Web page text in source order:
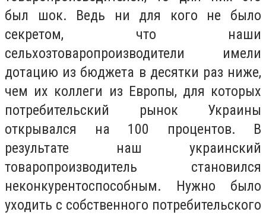
был шок. Ведь ни для кого не было
секретом, что наши
сельхозтоваропроизводители имели
дотацию из бюджета в десятки раз ниже,
чем их коллеги из Европы, для которых
потребительский рынок Украины
открывался на 100 процентов. В
результате наш украинский
товаропроизводитель становился
неконкурентоспособным. Нужно было
уходить с собственного потребительского